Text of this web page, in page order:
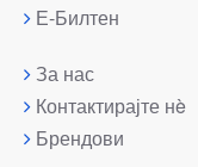
Е-Билтен
За нас
Контактирајте нè
Брендови